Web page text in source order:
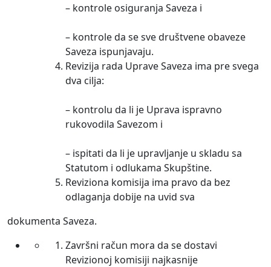
– kontrole osiguranja Saveza i
– kontrole da se sve društvene obaveze
Saveza ispunjavaju.
Revizija rada Uprave Saveza ima pre svega
dva cilja:
– kontrolu da li je Uprava ispravno
rukovodila Savezom i
– ispitati da li je upravljanje u skladu sa
Statutom i odlukama Skupštine.
Reviziona komisija ima pravo da bez
odlaganja dobije na uvid sva
dokumenta Saveza.
Završni račun mora da se dostavi
Revizionoj komisiji najkasnije